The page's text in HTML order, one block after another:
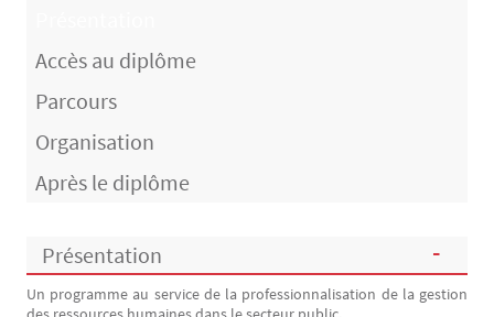
Accès au diplôme
Parcours
Organisation
Après le diplôme
Présentation
Présentation
Un programme au service de la professionnalisation de la gestion